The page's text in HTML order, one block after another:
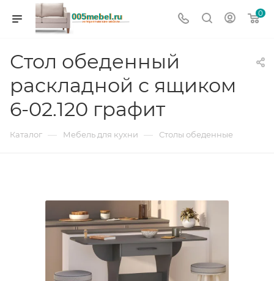
0
Стол обеденный
раскладной с ящиком
6-02.120 графит
Каталог — Мебель для кухни — Столы обеденные